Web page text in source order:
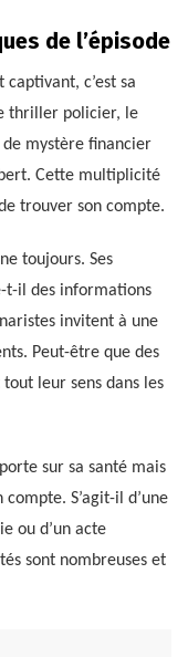
de l’épisode
c’est sa
thriller policier, le
mystère financier
Cette multiplicité
trouver son compte.
toujours. Ses
t-il des informations
invitent à une
Peut-être que des
leur sens dans les
sur sa santé mais
S’agit-il d’une
ou d’un acte
sont nombreuses et